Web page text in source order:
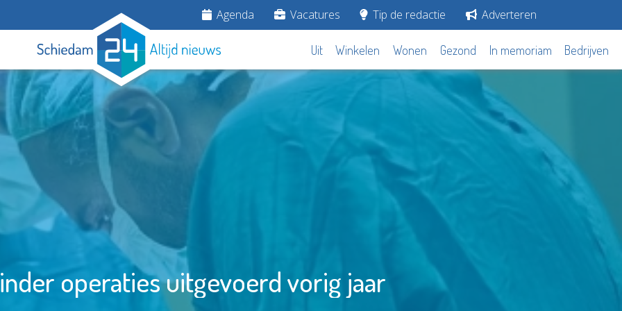
Agenda Vacatures Tip de redactie Adverteren
Uit Winkelen Wonen Gezond In memoriam Bedrijven
operaties uitgevoerd vorig jaar